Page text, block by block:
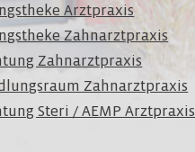
Arztpraxis
Zahnarztpraxis
Zahnarztpraxis
Zahnarztpraxis
Steri / AEMP Arztpraxis